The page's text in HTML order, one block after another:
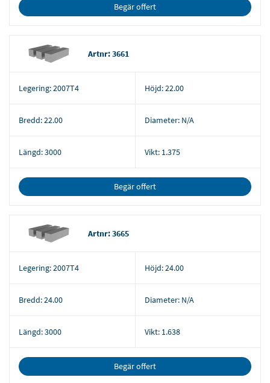
Begär offert
Artnr: 3661
Legering:2007T4 Höjd:22.00
Bredd:22.00 Diameter: N/A
Längd:3000 Vikt: 1.375
Begär offert
Artnr: 3665
Legering:2007T4 Höjd:24.00
Bredd:24.00 Diameter: N/A
Längd:3000 Vikt: 1.638
Begär offert